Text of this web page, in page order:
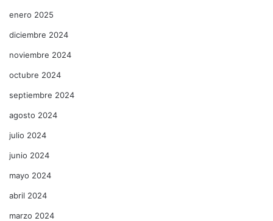
enero 2025
diciembre 2024
noviembre 2024
octubre 2024
septiembre 2024
agosto 2024
julio 2024
junio 2024
mayo 2024
abril 2024
marzo 2024